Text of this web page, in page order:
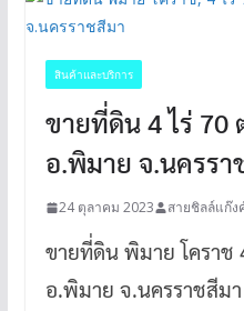
สินค้าและบริการ
ขายที่ดิน 4 ไร่ 70
อ.พิมาย จ.นครรา
24 ตุลาคม 2023 สายชิลล์แก๊ง
ขายที่ดิน พิมาย โคราช
อ.พิมาย จ.นครราชสีมา